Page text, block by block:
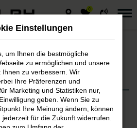
0
von Škoda –
für
Einstellungen
um Ihnen die bestmögliche
zu ermöglichen und unsere
Ihnen zu verbessern. Wir
Ihre Präferenzen und
Marketing und Statistiken nur,
geben. Wenn Sie zu
Ihre Meinung ändern, können
für die Zukunft widerrufen.